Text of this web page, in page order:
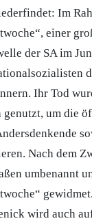
Im
einer
der SA im
Ihr Tod
genutzt, um die
Nach dem
umbenannt
wird auch